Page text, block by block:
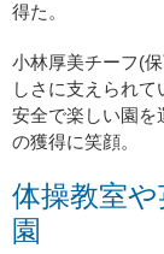
得た。
小林厚美チーフ(
しさに支えられて
安全で楽しい園を
の獲得に笑顔。
体操教室
園